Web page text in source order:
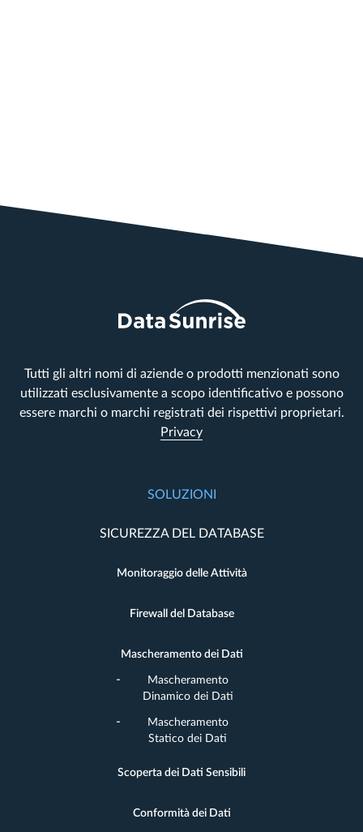
Tutti gli altri nomi di aziende o prodotti menzionati sono
utilizzati esclusivamente a scopo identificativo e possono
essere marchi o marchi registrati dei rispettivi proprietari.
Privacy
SOLUZIONI
SICUREZZA DEL DATABASE
Monitoraggio delle Attività
Firewall del Database
Mascheramento dei Dati
Mascheramento
Dinamico dei Dati
Mascheramento
Statico dei Dati
Scoperta dei Dati Sensibili
Conformità dei Dati